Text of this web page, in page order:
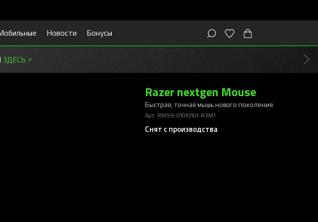
Новости Бонусы
ЗДЕСЬ >
Razer nextgen Mouse
Быстрая, точная мышь нового поколения
Арт. RM99-01010101-R3M1
Снят с производства